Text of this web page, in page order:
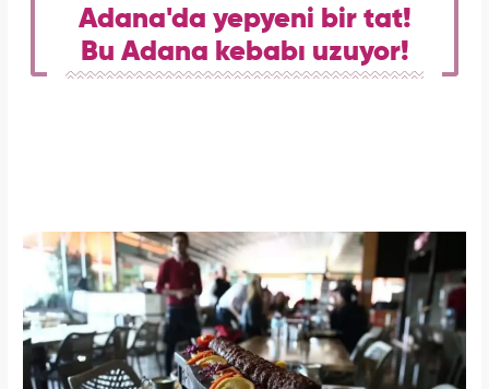
Adana'da yepyeni bir tat!
Bu Adana kebabı uzuyor!